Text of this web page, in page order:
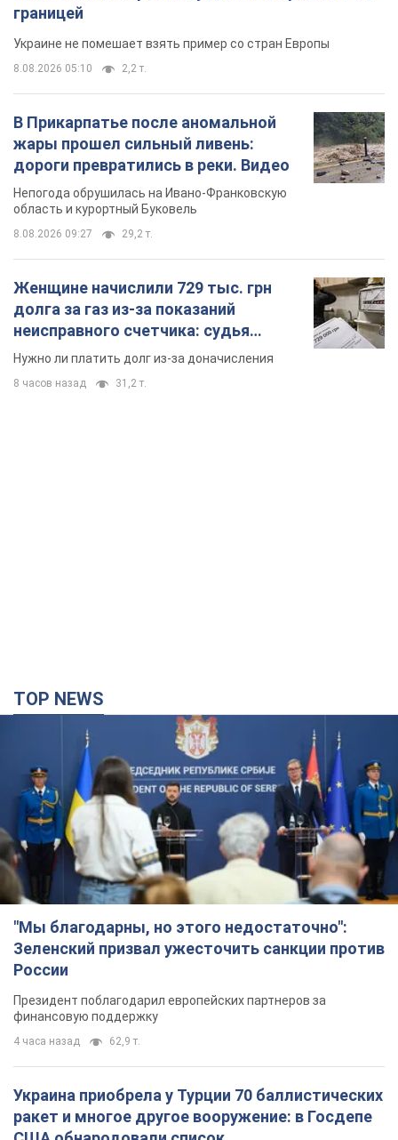
границей
Украине не помешает взять пример со стран Европы
8.08.2026 05:10 2,2 т.
В Прикарпатье после аномальной
жары прошел сильный ливень:
дороги превратились в реки. Видео
Непогода обрушилась на Ивано-Франковскую
область и курортный Буковель
8.08.2026 09:27 29,2 т.
Женщине начислили 729 тыс. грн
долга за газ из-за показаний
неисправного счетчика: судья
вынес неожиданное решение
Нужно ли платить долг из-за доначисления
8 часов назад 31,2 т.
TOP NEWS
"Мы благодарны, но этого недостаточно":
Зеленский призвал ужесточить санкции против
России
Президент поблагодарил европейских партнеров за
финансовую поддержку
4 часа назад 62,9 т.
Украина приобрела у Турции 70 баллистических
ракет и многое другое вооружение: в Госдепе